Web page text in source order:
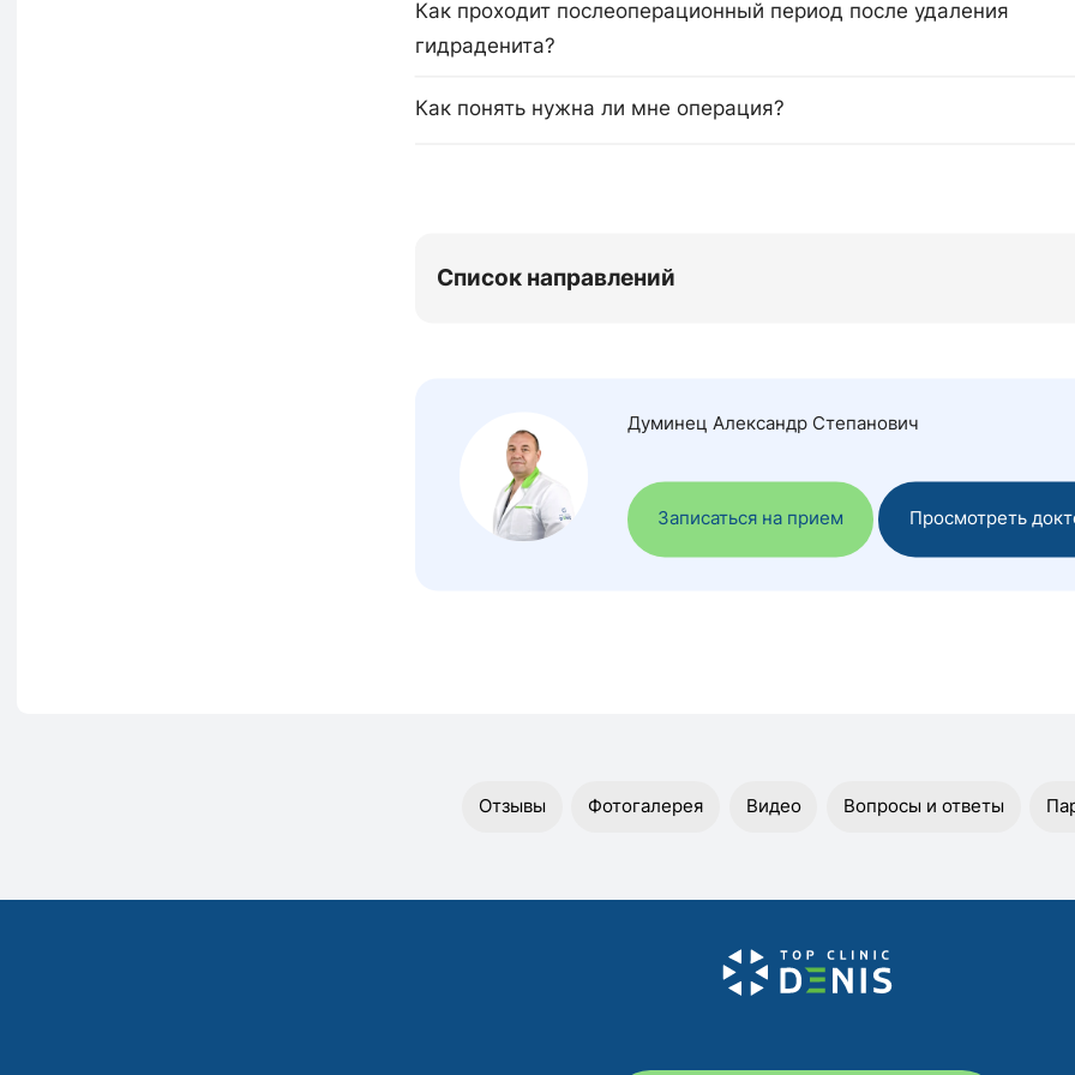
Как проходит послеоперационный период после удаления
гидраденита?
Как понять нужна ли мне операция?
Список направлений
Думинец Александр Степанович
Записаться на прием Просмотреть
Отзывы Фотогалерея Видео Вопросы и ответы